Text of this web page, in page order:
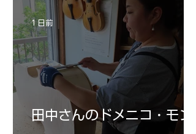
田中さんのドメニコ・モン
1 日前